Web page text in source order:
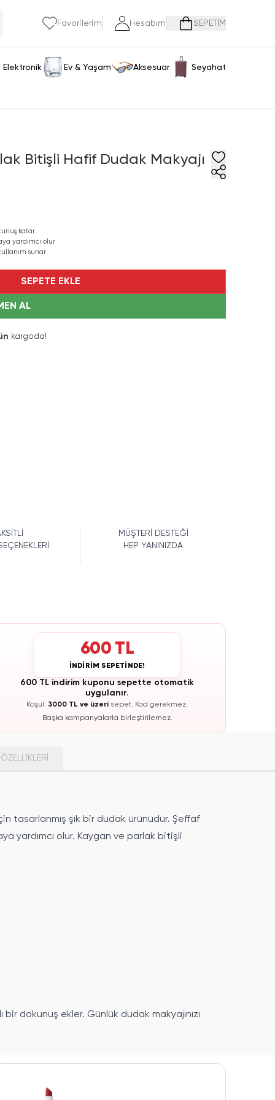
Favorilerim Hesabım SEPETİM
Elektronik Ev & Yaşam Aksesuar Seyahat
Bitişli Hafif Dudak Makyajı
katar
yardımcı olur
sunar
SEPETE EKLE
AL
kargoda!
MÜŞTERİ DESTEĞİ
HEP YANINIZDA
600 TL
İNDİRİM SEPETİNDE!
600 TL indirim kuponu sepette otomatik
uygulanır.
Koşul: 3000 TL ve üzeri sepet. Kod gerekmez.
Başka kampanyalarla birleştirilemez.
tasarlanmış şık bir dudak ürünüdür. Şeffaf
yardımcı olur. Kaygan ve parlak bitişli
dokunuş ekler. Günlük dudak makyajınızı